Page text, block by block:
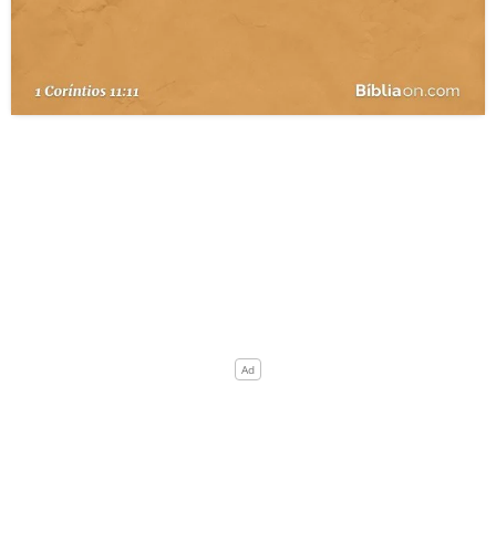
TERMO BÍBLICO